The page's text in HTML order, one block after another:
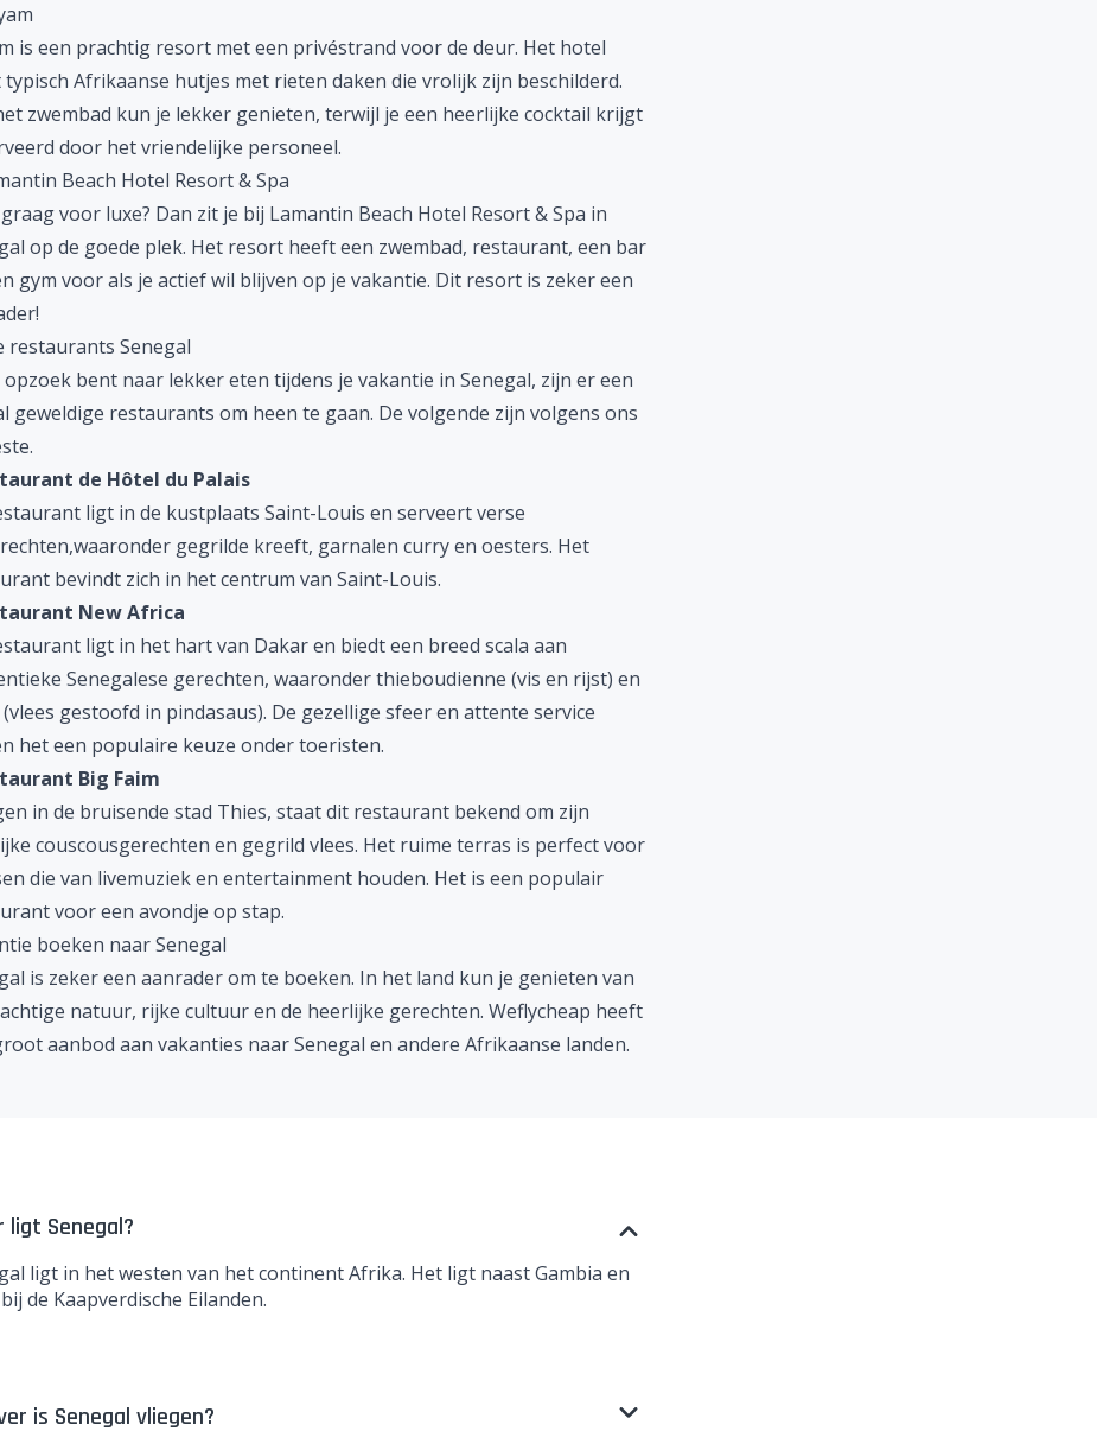
is een prachtig resort met een privéstrand voor de deur. Het hotel
Afrikaanse hutjes met rieten daken die vrolijk zijn beschilderd.
zwembad kun je lekker genieten, terwijl je een heerlijke cocktail krijgt
door het vriendelijke personeel.
Beach Hotel Resort & Spa
voor luxe? Dan zit je bij Lamantin Beach Hotel Resort & Spa in
op de goede plek. Het resort heeft een zwembad, restaurant, een bar
gym voor als je actief wil blijven op je vakantie. Dit resort is zeker een
restaurants Senegal
opzoek bent naar lekker eten tijdens je vakantie in Senegal, zijn er een
geweldige restaurants om heen te gaan. De volgende zijn volgens ons
de Hôtel du Palais
ligt in de kustplaats Saint-Louis en serveert verse
gegrilde kreeft, garnalen curry en oesters. Het
bevindt zich in het centrum van Saint-Louis.
New Africa
ligt in het hart van Dakar en biedt een breed scala aan
Senegalese gerechten, waaronder thieboudienne (vis en rijst) en
gestoofd in pindasaus). De gezellige sfeer en attente service
het een populaire keuze onder toeristen.
Big Faim
in de bruisende stad Thies, staat dit restaurant bekend om zijn
couscousgerechten en gegrild vlees. Het ruime terras is perfect voor
die van livemuziek en entertainment houden. Het is een populair
voor een avondje op stap.
boeken naar Senegal
is zeker een aanrader om te boeken. In het land kun je genieten van
natuur, rijke cultuur en de heerlijke gerechten. Weflycheap heeft
aanbod aan vakanties naarSenegal en andere Afrikaanse landen.
ligt Senegal?
ligt in het westen van het continent Afrika. Het ligt naastGambia en
de Kaapverdische Eilanden.
is Senegal vliegen?